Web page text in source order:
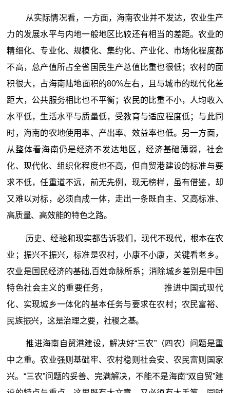
从实际情况看，一方面，海南农业并不发达，农业生产
力的发展水平与内地一般地区比较还有相当的差距。农业的
精细化、专业化、规模化、集约化、产业化、市场化程度都
不高，总产值所占全省国民生产总值比重也很低；农村的面
积很大，占海南陆地面积的80%左右，且与城市的现代化差
距大，公共服务相比也不平衡；农民的比重不小，人均收入
水平低，生活水平与质量低，受教育与适应程度低；与此同
时，海南的农地使用率、产出率、效益率也低。另一方面，
从整体看海南仍是经济不发达地区，经济基础薄弱，社会
化、现代化、组织化程度也不高，但自贸港建设的标准与要
求不低，任重道不远，前无先例，现无榜样，虽有借鉴，却
又难以对标，必须自成一体，走出一条既自主、又高标准、
高质量、高效能的特色之路。
历史、经验和现实都告诉我们，现代不现代，根本在农
业；振兴不振兴，标准是农村，小康不小康，关键看老乡。
农业是国民经济的基础,百姓命脉所系；消除城乡差别是中国
特色社会主义的重要任务， 推进中国式现代
化、实现城乡一体化的基本任务与要求在农村；农民富裕、
民族振兴，这是治理之要，社稷之基。
推进海南自贸港建设，解决好“三农”（四农）问题是重
中之重。农业强则基础牢、农村稳则社会安、农民富则国家
兴。“三农”问题的妥善、完满解决，不能不是海南“双自贸”建